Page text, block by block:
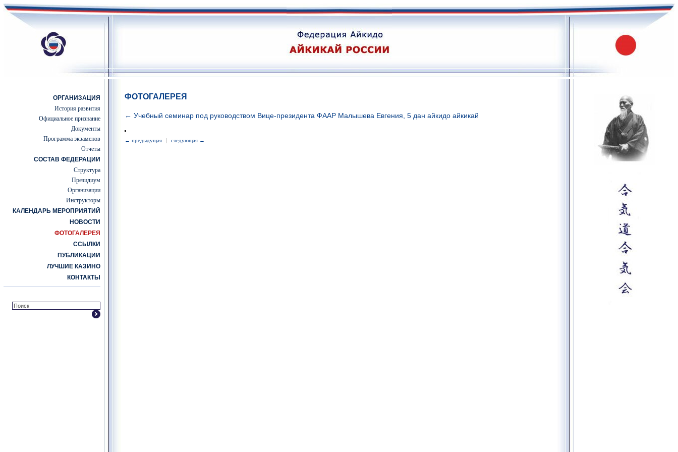
ОРГАНИЗАЦИЯ
История развития
Официальное признание
Документы
Программа экзаменов
Отчеты
СОСТАВ ФЕДЕРАЦИИ
Структура
Президиум
Организации
Инструкторы
КАЛЕНДАРЬ МЕРОПРИЯТИЙ
НОВОСТИ
ФОТОГАЛЕРЕЯ
ССЫЛКИ
ПУБЛИКАЦИИ
ЛУЧШИЕ КАЗИНО
КОНТАКТЫ
ФОТОГАЛЕРЕЯ
← Учебный семинар под руководством Вице-президента ФААР Малышева Евгения, 5 дан айкидо айкикай
← предыдущая | следующая →